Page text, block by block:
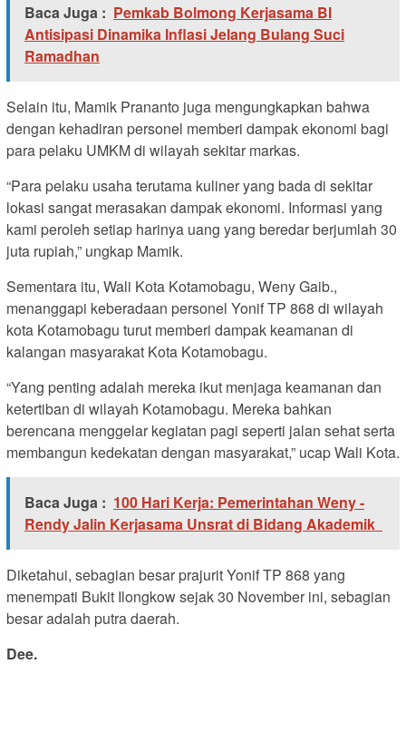
Baca Juga : Pemkab Bolmong Kerjasama BI
Antisipasi Dinamika Inflasi Jelang Bulang Suci
Ramadhan
Selain itu, Mamik Prananto juga mengungkapkan bahwa
dengan kehadiran personel memberi dampak ekonomi bagi
para pelaku UMKM di wilayah sekitar markas.
“Para pelaku usaha terutama kuliner yang bada di sekitar
lokasi sangat merasakan dampak ekonomi. Informasi yang
kami peroleh setiap harinya uang yang beredar berjumlah 30
juta rupiah,” ungkap Mamik.
Sementara itu, Wali Kota Kotamobagu, Weny Gaib.,
menanggapi keberadaan personel Yonif TP 868 di wilayah
kota Kotamobagu turut memberi dampak keamanan di
kalangan masyarakat Kota Kotamobagu.
“Yang penting adalah mereka ikut menjaga keamanan dan
ketertiban di wilayah Kotamobagu. Mereka bahkan
berencana menggelar kegiatan pagi seperti jalan sehat serta
membangun kedekatan dengan masyarakat,” ucap Wali Kota.
Baca Juga : 100 Hari Kerja: Pemerintahan Weny -
Rendy Jalin Kerjasama Unsrat di Bidang Akademik
Diketahui, sebagian besar prajurit Yonif TP 868 yang
menempati Bukit Ilongkow sejak 30 November ini, sebagian
besar adalah putra daerah.
Dee.